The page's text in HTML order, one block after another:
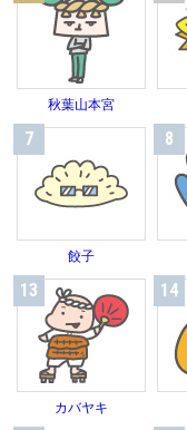
秋葉山本宮
7
餃子
8
13
カバヤキ
14